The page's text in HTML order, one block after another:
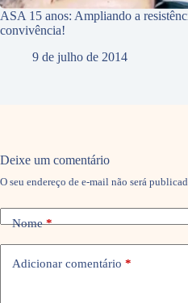
ASA 15 anos: Ampliando a
convivência!
9 de julho de 2014
Deixe um comentário
O seu endereço de e-mail não será
Nome*
Adicionar comentário *